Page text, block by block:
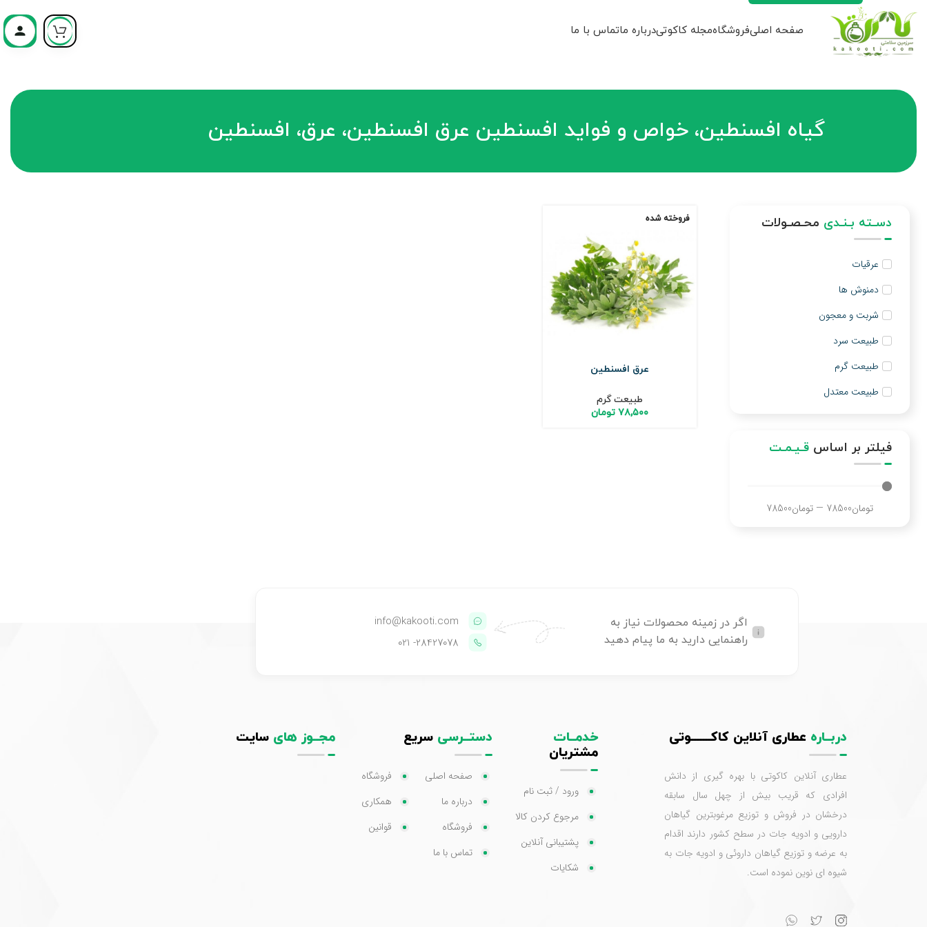
صفحه اصلیفروشگاهمجله کاکوتیدرباره ماتماس با ما
گیاه افسنطین، خواص و فواید افسنطین عرق افسنطین، عرق، افسنطین
دسـته بـنـدی محـصـولات
عرقیات
دمنوش ها
شربت و معجون
طبیعت سرد
طبیعت گرم
طبیعت معتدل
فیلتر بر اساس قـیـمـت
تومان78500
— تومان78500
فروخته شده
عرق افسنطین
طبیعت گرم
۷۸,۵۰۰ تومان
اگر در زمینه محصولات نیاز به
راهنمایی دارید به ما پیام دهید
info@kakooti.com
28427078
- 021
دربــاره عطاری آنلاین کاکـــــــوتی
عطاری آنلاین کاکوتی با بهره گیری از دانش
افرادی که قریب بیش از چهل سال سابقه
درخشان در فروش و توزیع مرغوبترین گیاهان
دارویی و ادویه جات در سطح کشور دارند اقدام
به عرضه و توزیع گیاهان داروئی و ادویه جات به
شیوه ای نوین نموده است.
خدمــات
مشتریان
ورود / ثبت نام
مرجوع کردن کالا
پشتیبانی آنلاین
شکایات
دستــرسی سریع
صفحه اصلی
درباره ما
فروشگاه
تماس با ما
فروشگاه
همکاری
قوانین
مجــوز های سایت